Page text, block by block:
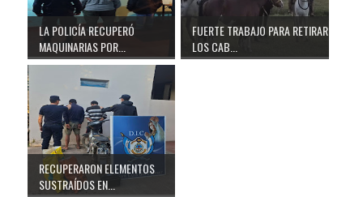
LA POLICÍA RECUPERÓ
MAQUINARIAS POR...
FUERTE TRABAJO PARA RETIRAR
LOS CAB...
RECUPERARON ELEMENTOS
SUSTRAÍDOS EN...